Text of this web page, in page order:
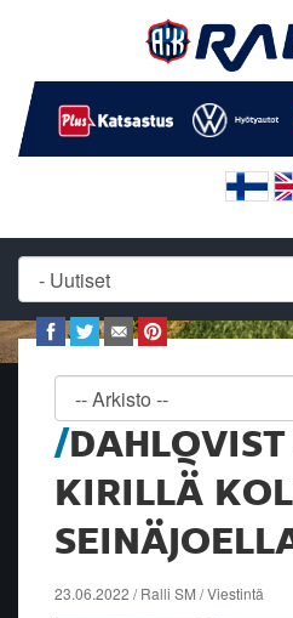
KIRILLÄ
23.06.2022 / Ralli SM / Viestintä